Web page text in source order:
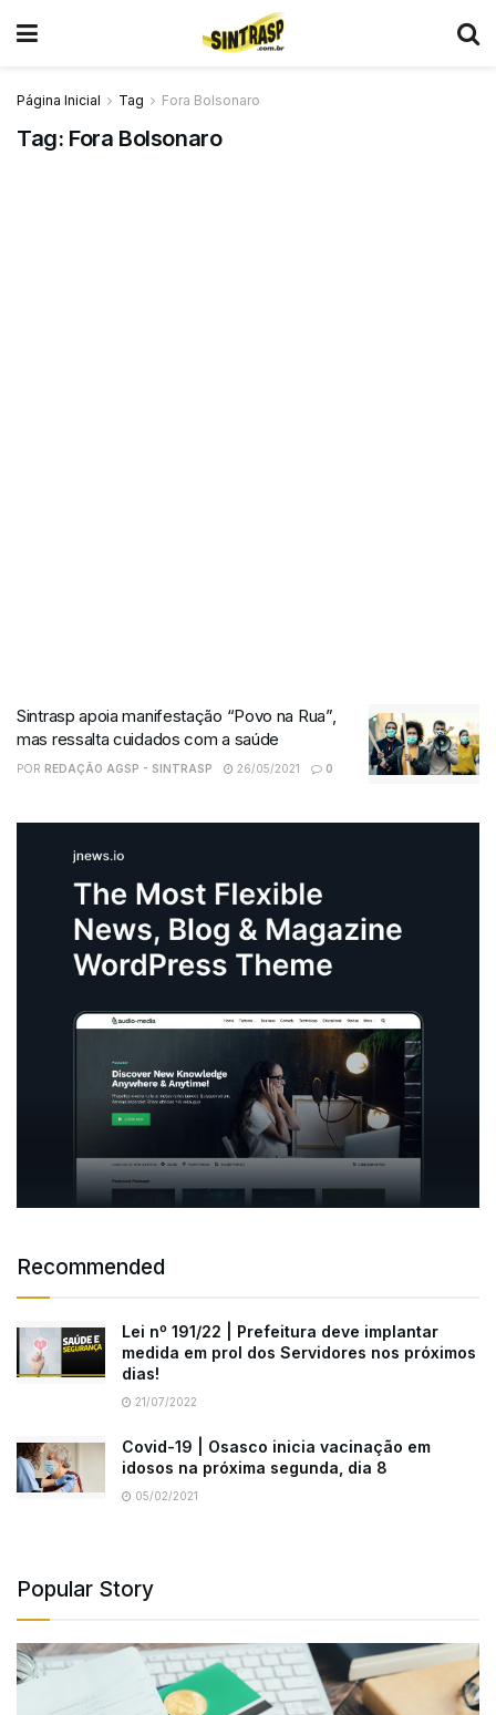
Página Inicial Tag Fora Bolsonaro
Tag: Fora Bolsonaro
Sintrasp apoia manifestação “Povo na Rua”,
mas ressalta cuidados com a saúde
POR REDAÇÃO AGSP - SINTRASP 26/05/2021 0
Recommended
Lei nº 191/22 | Prefeitura deve implantar
medida em prol dos Servidores nos próximos
dias!
21/07/2022
Covid-19 | Osasco inicia vacinação em
idosos na próxima segunda, dia 8
05/02/2021
Popular Story